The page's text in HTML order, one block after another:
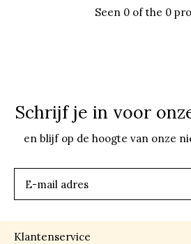
Seen 0 of the 0
Schrijf je in voor
en blijf op de hoogte van onze
Klantenservice